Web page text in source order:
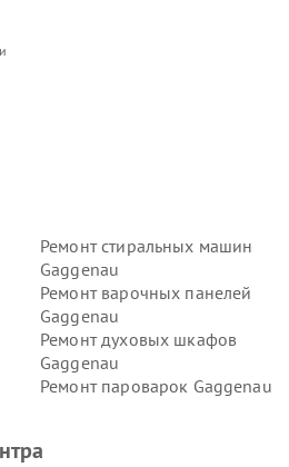
Ремонт стиральных машин
Gaggenau
Ремонт варочных панелей
Gaggenau
Ремонт духовых шкафов
Gaggenau
Ремонт пароварок Gaggenau